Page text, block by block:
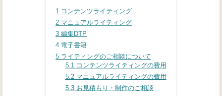
1 コンテンツライティング
2 マニュアルライティング
3 編集DTP
4 電子書籍
5 ライティングのご相談について
5.1コンテンツライティングの費用
5.2マニュアルライティングの費用
5.3お見積もり・制作のご相談